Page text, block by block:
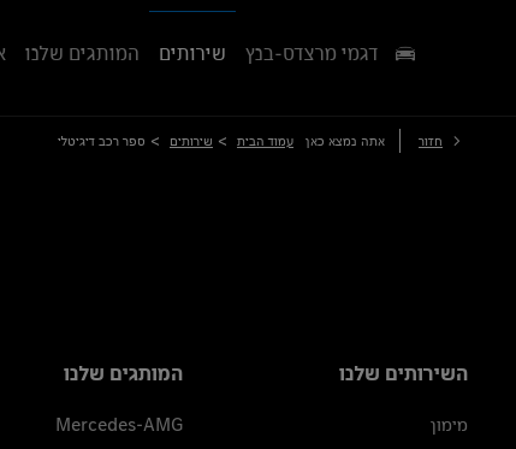
דגמי מרצדס-בנץ שירותים המותגים שלנו
חזור אתה נמצא כאן עמוד הבית > שירותים > ספר רכב דיגיטלי
השירותים שלנו
מימון
המותגים שלנו
Mercedes-AMG